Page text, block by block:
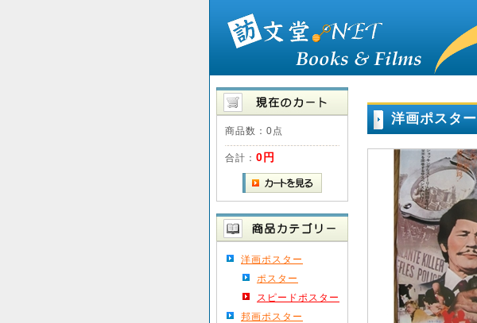
商品数：0点
合計： 0円
洋画ポスター
ポスター
スピードポスター
邦画ポスター
洋画ポスター